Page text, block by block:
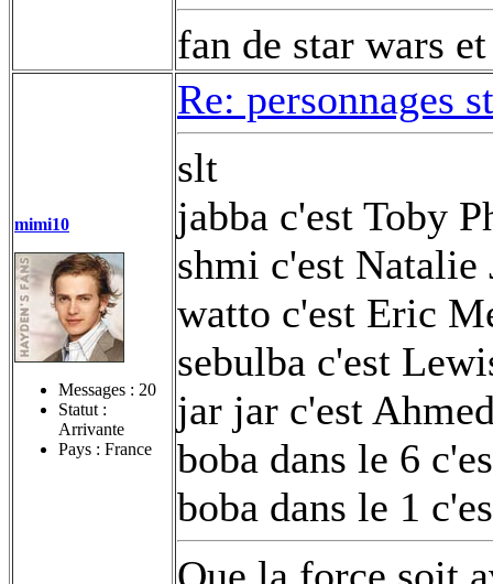
fan de star wars
mimi10
Messages : 20
Statut :
Arrivante
Pays : France
Re: personnages
slt
jabba c'est Toby
shmi c'est Natalie
watto c'est Eric
sebulba c'est
jar jar c'est
boba dans le 6
boba dans le 1